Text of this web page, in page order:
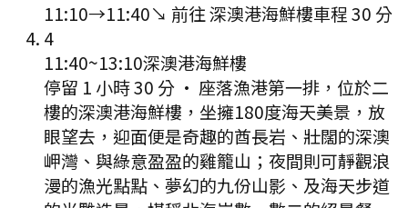
11:10→11:40↘ 前往深澳港海鮮樓車程30 分
4
11:40~13:10深澳港海鮮樓
停留 1 小時 30 分 · 座落漁港第一排，位於二
樓的深澳港海鮮樓，坐擁180度海天美景，放
眼望去，迎面便是奇趣的酋長岩、壯闊的深澳
岬灣、與綠意盈盈的雞籠山；夜間則可靜觀浪
漫的漁光點點、夢幻的九份山影、及海天步道